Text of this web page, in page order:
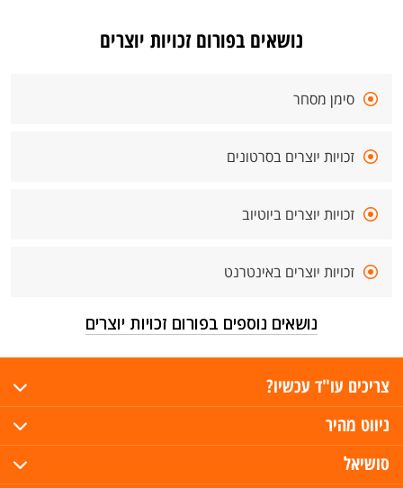
נושאים בפורום זכויות יוצרים
סימן מסחר
זכויות יוצרים בסרטונים
זכויות יוצרים ביוטיוב
זכויות יוצרים באינטרנט
נושאים נוספים בפורום זכויות יוצרים
צריכים עו"ד עכשיו?
ניווט מהיר
סושיאל